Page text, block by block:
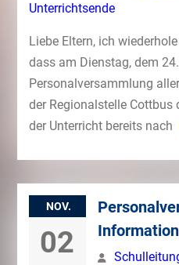
Unterrichtsende
Liebe Eltern, ich
dass am Dienstag, dem
Personalversammlung
der Regionalstelle Cottbus
der Unterricht bereits nach
NOV.
02
Information